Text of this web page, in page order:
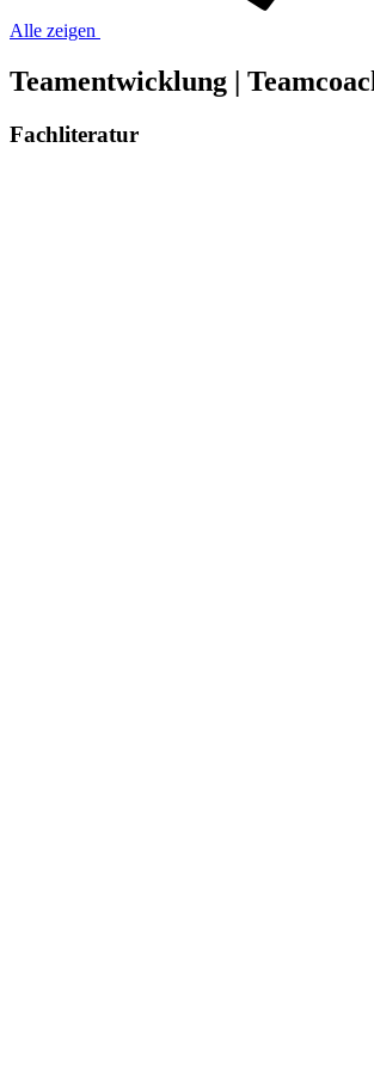
Alle zeigen
Teamentwicklung |
Fachliteratur